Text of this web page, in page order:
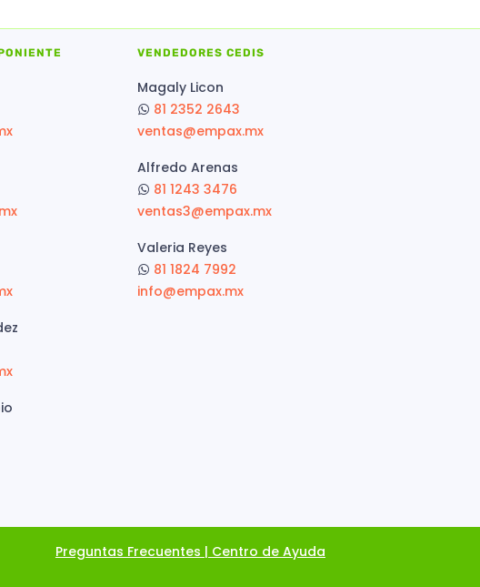
VENDEDORES CEDIS
Magaly Licon
81 2352 2643
ventas@empax.mx
Alfredo Arenas
81 1243 3476
ventas3@empax.mx
Valeria Reyes
81 1824 7992
info@empax.mx
Preguntas Frecuentes | Centro de Ayuda